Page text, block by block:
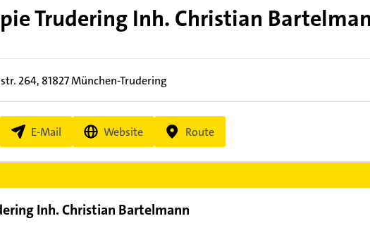
Trudering Inh. Christian
264, 81827München-Trudering
E-Mail Website Route
Inh. Christian Bartelmann